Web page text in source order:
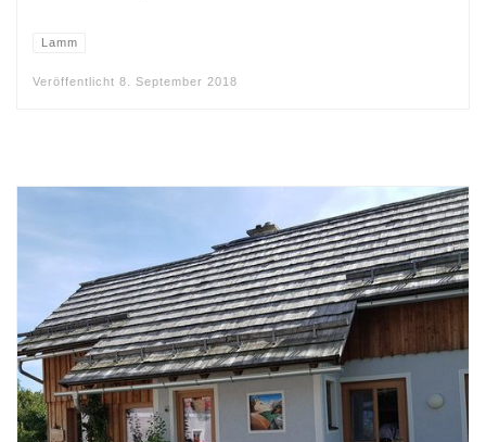
Lamm
Veröffentlicht 8. September 2018